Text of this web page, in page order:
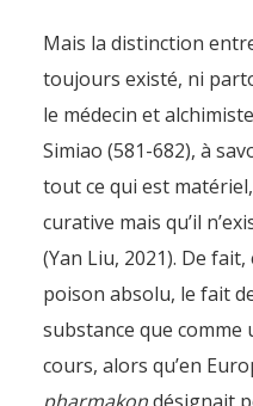
Mais la distinction
toujours existé, ni
le médecin et
Simiao (581-682), à
tout ce qui est
curative mais qu’il
(Yan Liu, 2021). De
poison absolu, le fait
substance que comme
cours, alors qu’en